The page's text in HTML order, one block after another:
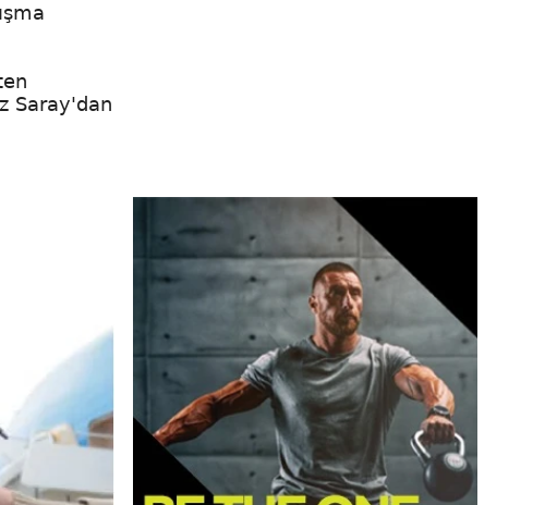
Saray'dan